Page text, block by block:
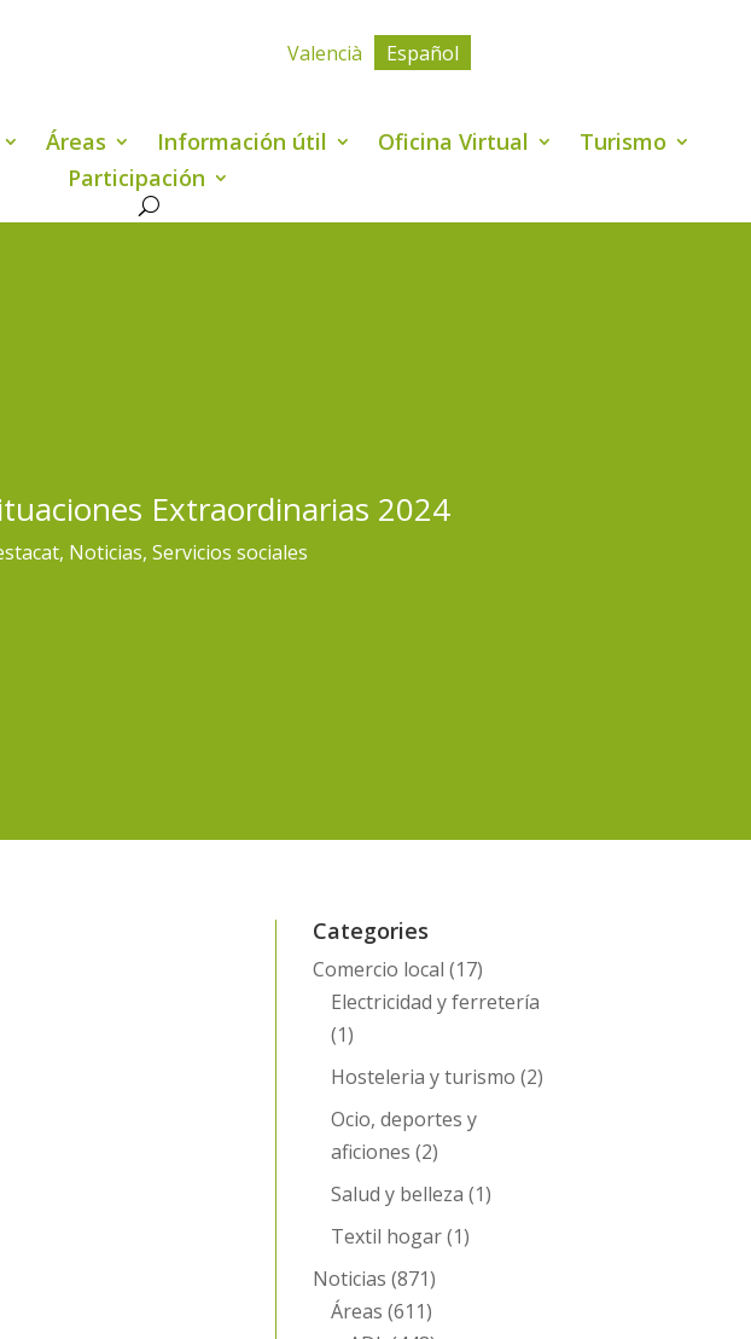
Valencià Español
Áreas Información útil Oficina Virtual
Turismo
Participación
Extraordinarias 2024
, Noticias, Servicios sociales
Categories
Comercio local (17)
Electricidad y ferretería
(1)
Hosteleria y turismo (2)
Ocio, deportes y
aficiones (2)
Salud y belleza (1)
Textil hogar(1)
Noticias (871)
Áreas (611)